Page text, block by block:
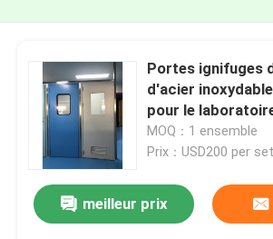
Portes ignifuges
d'acier
pour le
nourriture
MOQ：1 ensemble
Prix：USD200 per set
meilleur prix